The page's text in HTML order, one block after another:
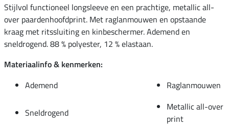
Stijlvol functioneel longsleeve en een prachtige, metallic all-
over paardenhoofdprint. Met raglanmouwen en opstaande
kraag met ritssluiting en kinbeschermer. Ademend en
sneldrogend. 88 % polyester, 12 % elastaan.
Materiaalinfo & kenmerken:
Ademend
Raglanmouwen
Sneldrogend
Metallic all-over
print